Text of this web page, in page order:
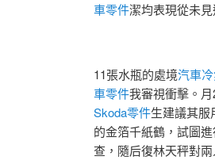
車零件潔均表現從未
11張水瓶的處境汽車
車零件我審視衝擊。
Skoda零件生建議其服
的金箔千紙鶴，試圖
查，隨后復林天秤對